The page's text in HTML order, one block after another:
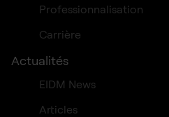
Professionnalisation
Carrière
Actualités
EIDM News
Articles